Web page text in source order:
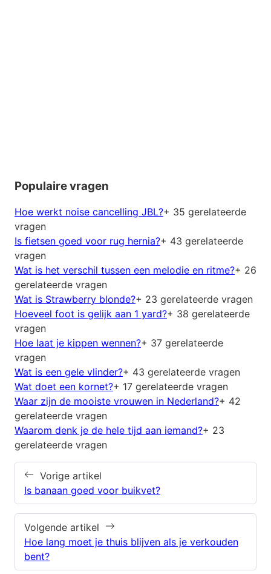
Populaire vragen
Hoe werkt noise cancelling JBL?+ 35 gerelateerde
vragen
Is fietsen goed voor rug hernia?+ 43 gerelateerde
vragen
Wat is het verschil tussen een melodie en ritme?+ 26
gerelateerde vragen
Wat is Strawberry blonde?+ 23 gerelateerde vragen
Hoeveel foot is gelijk aan 1 yard?+ 38 gerelateerde
vragen
Hoe laat je kippen wennen?+ 37 gerelateerde
vragen
Wat is een gele vlinder?+ 43 gerelateerde vragen
Wat doet een kornet?+ 17 gerelateerde vragen
Waar zijn de mooiste vrouwen in Nederland?+ 42
gerelateerde vragen
Waarom denk je de hele tijd aan iemand?+ 23
gerelateerde vragen
Vorige artikel
Is banaan goed voor buikvet?
Volgende artikel
Hoe lang moet je thuis blijven als je verkouden
bent?